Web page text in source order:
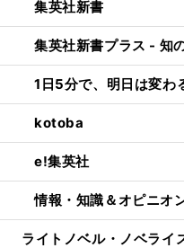
集英社新書
集英社新書プラス - 知
1日5分で、明日は変
kotoba
e!集英社
情報・知識＆オピニオ
ライトノベル・ノベライ